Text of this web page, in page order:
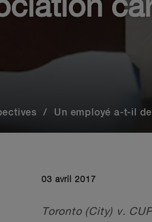
Un employé a-t-il
03 avril 2017
Toronto (City) v.